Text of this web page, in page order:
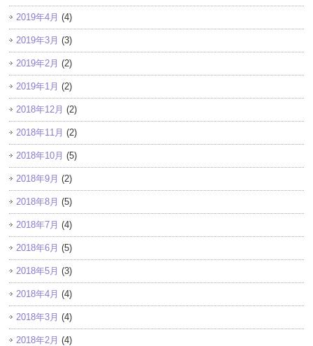
2019年4月 (4)
2019年3月 (3)
2019年2月 (2)
2019年1月 (2)
2018年12月 (2)
2018年11月 (2)
2018年10月 (5)
2018年9月 (2)
2018年8月 (5)
2018年7月 (4)
2018年6月 (5)
2018年5月 (3)
2018年4月 (4)
2018年3月 (4)
2018年2月 (4)